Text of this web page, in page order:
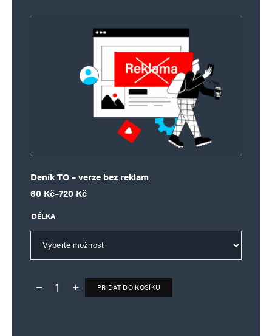
Deník TO – verze bez reklam
60 Kč–720 Kč
Rozpětí cen: 60 Kč až 720 Kč
DÉLKA
Deník TO – verze bez reklam množství
PŘIDAT DO KOŠÍKU